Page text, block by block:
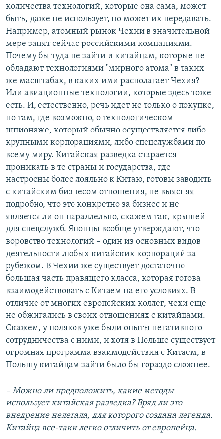
количества технологий, которые она сама, может
быть, даже не использует, но может их передавать.
Например, атомный рынок Чехии в значительной
мере занят сейчас российскими компаниями.
Почему бы туда не зайти и китайцам, которые не
обладают технологиями "мирного атома" в таких
же масштабах, в каких ими располагает Чехия?
Или авиационные технологии, которые здесь тоже
есть. И, естественно, речь идет не только о покупке,
но там, где возможно, о технологическом
шпионаже, который обычно осуществляется либо
крупными корпорациями, либо спецслужбами по
всему миру. Китайская разведка старается
проникать в те страны и государства, где
настроены более лояльно к Китаю, готовы заводить
с китайским бизнесом отношения, не выясняя
подробно, что это конкретно за бизнес и не
является ли он параллельно, скажем так, крышей
для спецслужб. Японцы вообще утверждают, что
воровство технологий – один из основных видов
деятельности любых китайских корпораций за
рубежом. В Чехии же существует достаточно
большая часть правящего класса, которая готова
взаимодействовать с Китаем на его условиях. В
отличие от многих европейских коллег, чехи еще
не обжигались в своих отношениях с китайцами.
Скажем, у поляков уже были опыты негативного
сотрудничества с ними, и хотя в Польше существует
огромная программа взаимодействия с Китаем, в
Польшу китайцам зайти было бы гораздо сложнее.
– Можно ли предположить, какие методы
использует китайская разведка? Вряд ли это
внедрение нелегала, для которого создана легенда.
Китайца все-таки легко отличить от европейца.